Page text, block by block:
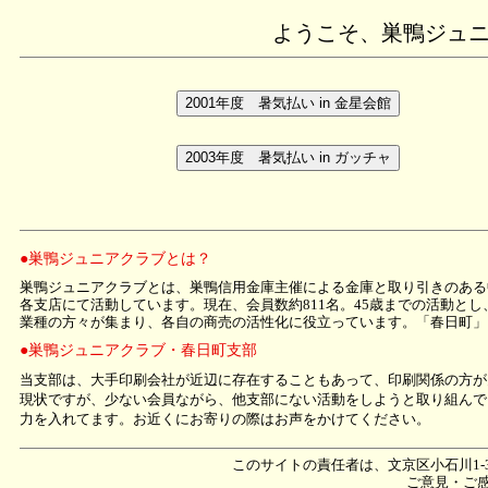
ようこそ、巣鴨ジュ
●巣鴨ジュニアクラブとは？
巣鴨ジュニアクラブとは、巣鴨信用金庫主催による金庫と取り引きのあ
各支店にて活動しています。現在、会員数約811名。45歳までの活動と
業種の方々が集まり、各自の商売の活性化に役立っています。「春日町
●巣鴨ジュニアクラブ・春日町支部
当支部は、大手印刷会社が近辺に存在することもあって、印刷関係の方
現状ですが、少ない会員ながら、他支部にない活動をしようと取り組ん
力を入れてます。お近くにお寄りの際はお声をかけてください。
このサイトの責任者は、文京区小石
ご意見・ご